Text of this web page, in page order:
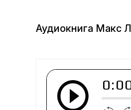
Аудиокнига Макс